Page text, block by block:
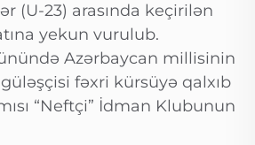
(U-23) arasında keçirilən
yekun vurulub.
Azərbaycan millisinin
fəxri kürsüyə qalxıb
“Neftçi” İdman Klubunun